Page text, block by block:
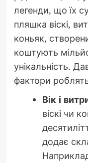
легенди, що їх
пляшка віскі,
коньяк,
коштують
унікальність.
фактори
Вік і
віскі чи
додає